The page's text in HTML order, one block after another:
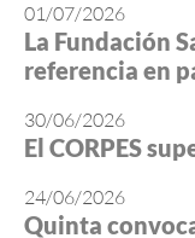
01/07/2026
La Fundación
referencia en
30/06/2026
El CORPES
24/06/2026
Quinta